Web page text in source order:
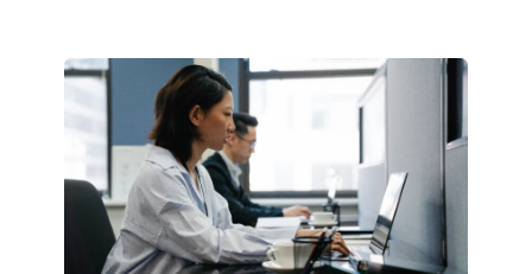
PROMETHEUS
ДЛЯ
СОЗДАНИЯ
«ИСКУССТВЕННОГО
ИНЖЕНЕРА»